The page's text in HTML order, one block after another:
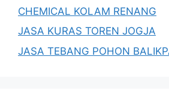
CHEMICAL KOLAM RENANG
JASA KURAS TOREN JOGJA
JASA TEBANG POHON